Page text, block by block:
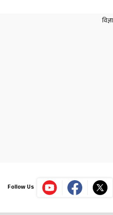
Follow Us